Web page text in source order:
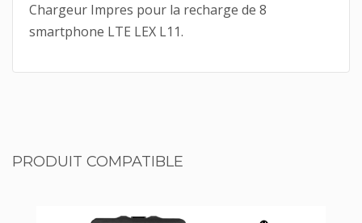
Chargeur Impres pour la recharge de 8
smartphone LTE LEX L11.
PRODUIT COMPATIBLE